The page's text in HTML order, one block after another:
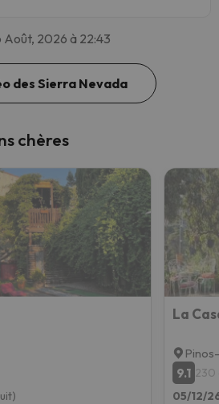
Août, 2026 à 22:43
des Sierra Nevada
chères
La
9.1 230
05/12/